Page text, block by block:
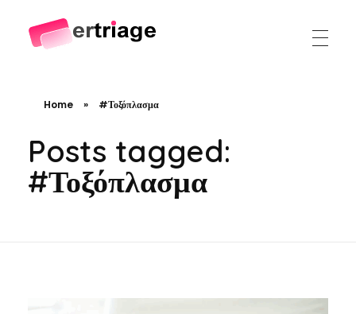
Home » #Τοξόπλασμα
Posts tagged:
#Τοξόπλασμα